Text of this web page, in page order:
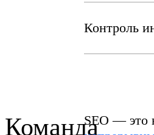
Контроль
КомандаSEO — это